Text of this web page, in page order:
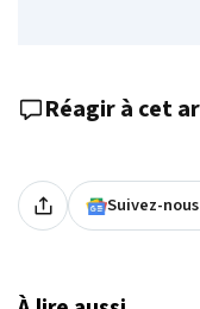
Réagir à cet
Suivez-